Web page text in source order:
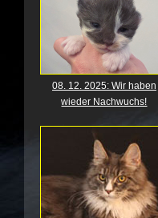
08. 12. 2025: Wir haben
wieder Nachwuchs!